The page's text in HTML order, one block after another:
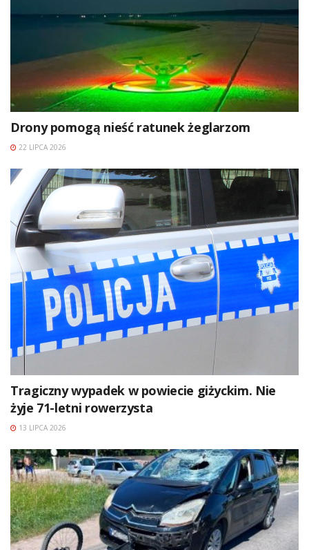
Drony pomogą nieść ratunek żeglarzom
22 LIPCA 2026
Tragiczny wypadek w powiecie giżyckim. Nie
żyje 71-letni rowerzysta
13 LIPCA 2026